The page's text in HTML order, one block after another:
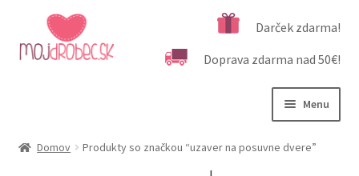
Preskočiť
na
navigáciu
Preskočiť
na
obsah
Darček zdarma!
Doprava zdarma nad 50€!
Menu
Podľa veku
Domov Produkty so značkou “uzaver na posuvne dvere”